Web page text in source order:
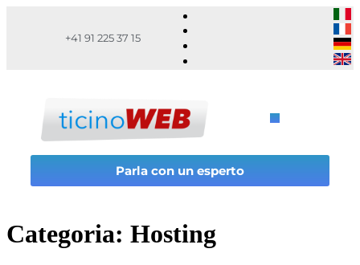
+41 91 225 37 15
Parla con un esperto
Categoria: Hosting